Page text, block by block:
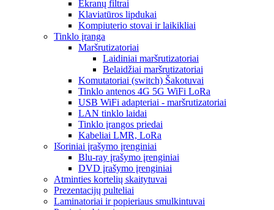
Ekranų filtrai
Klaviatūros lipdukai
Kompiuterio stovai ir laikikliai
Tinklo įranga
Maršrutizatoriai
Laidiniai maršrutizatoriai
Belaidžiai maršrutizatoriai
Komutatoriai (switch) Šakotuvai
Tinklo antenos 4G 5G WiFi LoRa
USB WiFi adapteriai - maršrutizatoriai
LAN tinklo laidai
Tinklo įrangos priedai
Kabeliai LMR, LoRa
Išoriniai įrašymo įrenginiai
Blu-ray įrašymo įrenginiai
DVD įrašymo įrenginiai
Atminties kortelių skaitytuvai
Prezentacijų pulteliai
Laminatoriai ir popieriaus smulkintuvai